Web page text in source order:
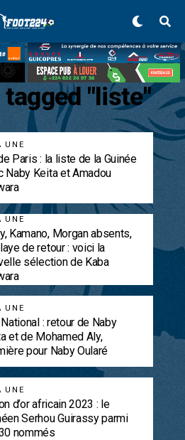
"liste"
UNE
Paris : la liste de la Guinée
Naby Keita et Amadou
UNE
Kamano, Morgan absents,
de retour : voici la
sélection de Kaba
UNE
: retour de Naby
et de Mohamed Aly,
pour Naby Oularé
UNE
d’or africain 2023 : le
Serhou Guirassy parmi
nommés